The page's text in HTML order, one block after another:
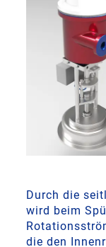
Durch die
wird beim
die den